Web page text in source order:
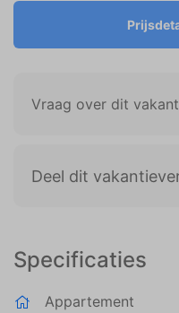
Specificaties
Appartement
Vraag over dit
Deel dit
weergeven die
voor de